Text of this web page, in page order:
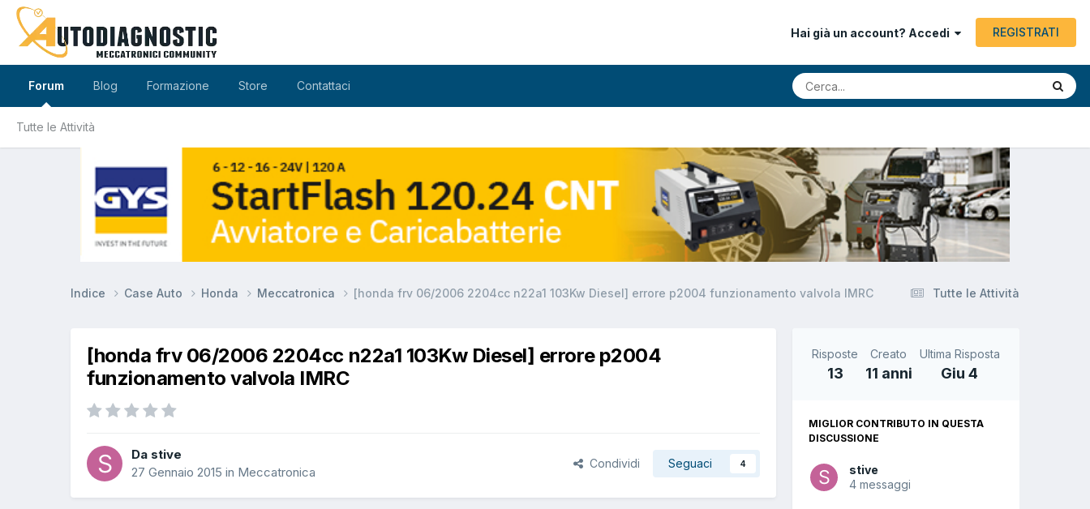
Hai già un account? Accedi REGISTRATI
Forum
Tutte le Attività
Blog Formazione Store Contattaci
Tutte le Attività
Indice Case Auto Honda Meccatronica [honda frv 06/2006 2204cc n22a1 103Kw Diesel] errore p2004 funzionamento valvola IMRC
[honda frv 06/2006 2204cc n22a1 103Kw Diesel] errore p2004
funzionamento valvola IMRC
Da stive
27 Gennaio 2015 in Meccatronica
Condividi Seguaci 4
Risposte
13
Creato
11 anni
Ultima Risposta
Giu 4
MIGLIOR CONTRIBUTO IN QUESTA
DISCUSSIONE
stive
4 messaggi